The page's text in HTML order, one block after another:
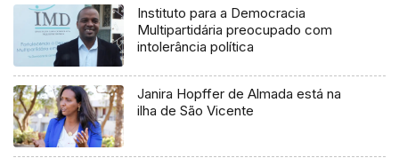
Instituto para a Democracia
Multipartidária preocupado com
intolerância política
Janira Hopffer de Almada está na
ilha de São Vicente